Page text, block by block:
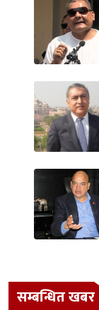
सम्बन्धित खबर